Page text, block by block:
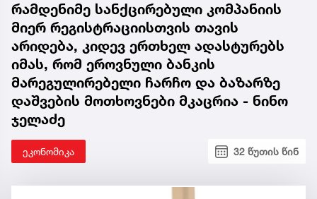
რამდენიმე სანქცირებული კომპანიის
მიერ რეგისტრაციისთვის თავის
არიდება, კიდევ ერთხელ ადასტურებს
იმას, რომ ეროვნული ბანკის
მარეგულირებელი ჩარჩო და ბაზარზე
დაშვების მოთხოვნები მკაცრია - ნინო
ჯელაძე
ეკონომიკა 32 წუთის წინ